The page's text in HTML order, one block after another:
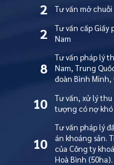
2 Tư vấn mở
2
Tư vấn cấp
Nam
8
Tư vấn pháp lý
Nam, Trung
đoàn Bình Minh,
10
Tư vấn, xử lý
tượng có nợ khó
10
Tư vấn pháp lý
án khoáng sản.
của Công ty
Hoà Bình (50ha).